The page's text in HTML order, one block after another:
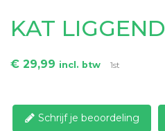
KAT LIGGEND
€ 29,99 incl. btw 1st
Schrijf je beoordeling